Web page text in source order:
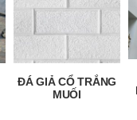
ĐÁ GIẢ CỔ TRẮNG
MUỐI